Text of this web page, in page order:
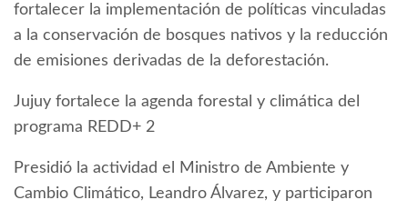
fortalecer la implementación de políticas vinculadas
a la conservación de bosques nativos y la reducción
de emisiones derivadas de la deforestación.
Jujuy fortalece la agenda forestal y climática del
programa REDD+ 2
Presidió la actividad el Ministro de Ambiente y
Cambio Climático, Leandro Álvarez, y participaron